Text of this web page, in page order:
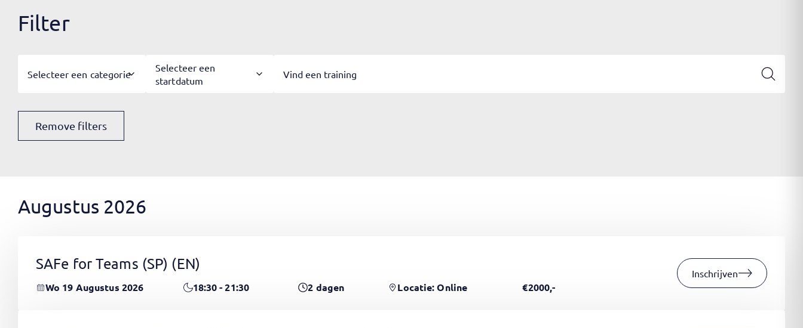
Filter
Selecteer een categorie
Selecteer een
startdatum
Remove filters
Augustus 2026
SAFe for Teams (SP) (EN)
Wo 19 Augustus 2026 18:30 - 21:30 2 dagen Locatie: Online €2000,-
Inschrijven